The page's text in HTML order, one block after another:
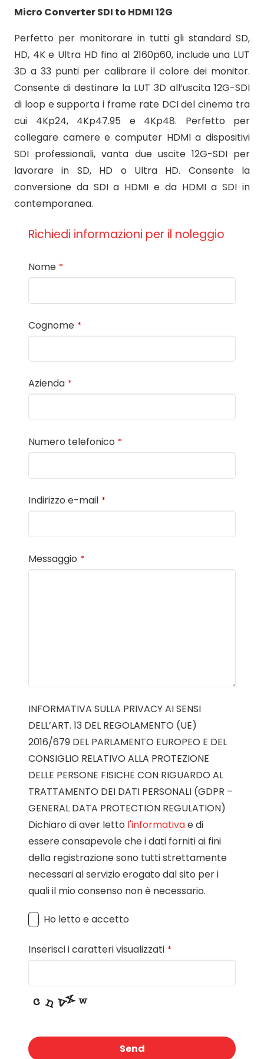
Micro Converter SDI to HDMI 12G
Perfetto per monitorare in tutti gli standard SD,
HD, 4K e Ultra HD fino al 2160p60, include una LUT
3D a 33 punti per calibrare il colore dei monitor.
Consente di destinare la LUT 3D all’uscita 12G-SDI
di loop e supporta i frame rate DCI del cinema tra
cui 4Kp24, 4Kp47.95 e 4Kp48. Perfetto per
collegare camere e computer HDMI a dispositivi
SDI professionali, vanta due uscite 12G-SDI per
lavorare in SD, HD o Ultra HD. Consente la
conversione da SDI a HDMI e da HDMI a SDI in
contemporanea.
Richiedi informazioni per il noleggio
Nome *
Cognome *
Azienda *
Numero telefonico *
Indirizzo e-mail *
Messaggio *
INFORMATIVA SULLA PRIVACY AI SENSI
DELL’ART. 13 DEL REGOLAMENTO (UE)
2016/679 DEL PARLAMENTO EUROPEO E DEL
CONSIGLIO RELATIVO ALLA PROTEZIONE
DELLE PERSONE FISICHE CON RIGUARDO AL
TRATTAMENTO DEI DATI PERSONALI (GDPR –
GENERAL DATA PROTECTION REGULATION)
Dichiaro di aver letto l'informativae di
essere consapevole che i dati forniti ai fini
della registrazione sono tutti strettamente
necessari al servizio erogato dal sito per i
quali il mio consenso non è necessario.
Ho letto e accetto
Inserisci i caratteri visualizzati *
Send